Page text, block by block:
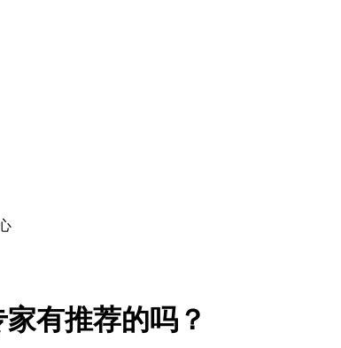
有推荐的吗？